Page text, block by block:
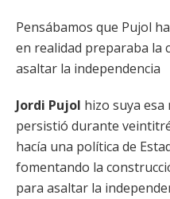
Pensábamos que Pujol
en realidad preparaba la
asaltar la independencia
Jordi Pujol hizo suya esa
persistió durante
hacía una política de
fomentando la
para asaltar la